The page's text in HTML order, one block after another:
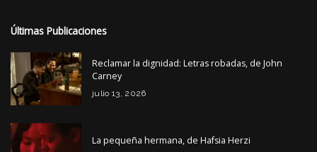
Últimas Publicaciones
Reclamar la dignidad: Letras robadas, de John
Carney
julio 13, 2026
La pequeña hermana, de Hafsia Herzi